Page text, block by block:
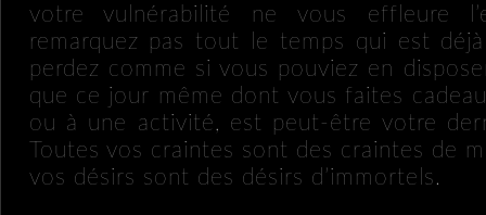
votre vulnérabilité ne vous effleure
remarquez pas tout le temps qui est
perdez comme si vous pouviez en
que ce jour même dont vous faites
ou à une activité, est peut-être votre
Toutes vos craintes sont des craintes de
vos désirs sont des désirs d’immortels.